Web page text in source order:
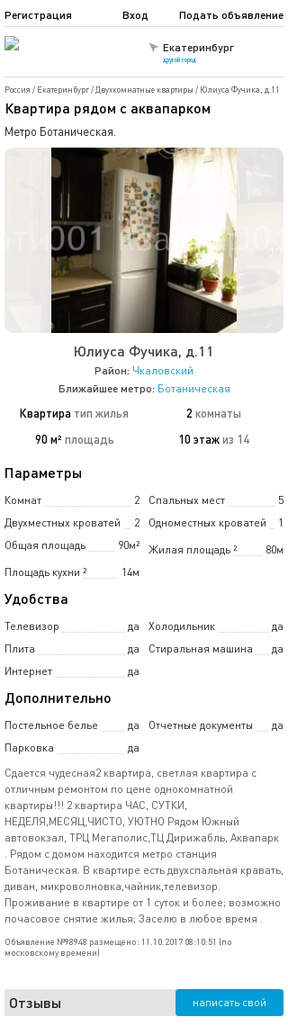
Екатеринбург
другой город
Подать объявление
Регистрация Вход
Россия / Екатеринбург/ Двухкомнатные квартиры / Юлиуса Фучика, д.11
Квартира рядом с аквапарком
Метро Ботаническая.
Юлиуса Фучика, д.11
Район: Чкаловский
Ближайшее метро: Ботаническая
Квартира тип жилья 2 комнаты
90 м² площадь 10 этажиз 14
Параметры
Комнат 2 Спальных мест
5
Двухместных кроватей
2 Одноместных кроватей
1
Общая площадь
90м² Жилая площадь 80м
²
Площадь кухни
14м
²
Удобства
Телевизор да Холодильник
да
Плита
да Стиральная машина
да
Интернет
да
Дополнительно
Постельное белье да Отчетные документы
да
Парковка
да
Сдается чудесная2 квартира, светлая квартира с
отличным ремонтом по цене однокомнатной
квартиры!!! 2 квартира ЧАС, СУТКИ,
НЕДЕЛЯ,МЕСЯЦ,ЧИСТО, УЮТНО Рядом Южный
автовокзал, ТРЦ Мегаполис,ТЦ Дирижабль, Аквапарк
. Рядом с домом находится метро станция
Ботаническая. В квартире есть двухспальная кравать,
диван, микроволновка,чайник,телевизор.
Проживание в квартире от 1 суток и более; возможно
почасовое снятие жилья; Заселю в любое время .
Объявление №98948 размещено: 11.10.2017 08:10:51 (по
московскому времени)
Отзывы написать свой